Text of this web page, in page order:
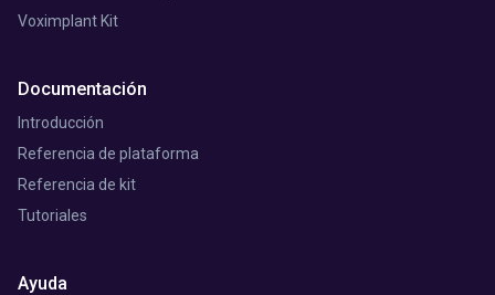
Voximplant Kit
Documentación
Introducción
Referencia de plataforma
Referencia de kit
Tutoriales
Ayuda